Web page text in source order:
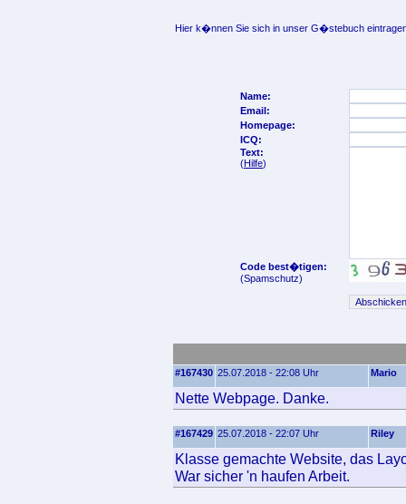
Hier k�nnen Sie sich in unser G�stebuch
Name:
Email:
Homepage:
ICQ:
Text:
(Hilfe)
Code best�tigen:
(Spamschutz)
#167430 25.07.2018 - 22:08 Uhr Mario
Nette Webpage. Danke.
#167429 25.07.2018 - 22:07 Uhr Riley
Klasse gemachte Website, das
War sicher 'n haufen Arbeit.